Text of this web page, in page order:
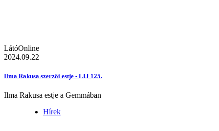
LátóOnline
2024.09.22
Ilma Rakusa szerzői estje - LIJ 125.
Ilma Rakusa estje a Gemmában
Hírek